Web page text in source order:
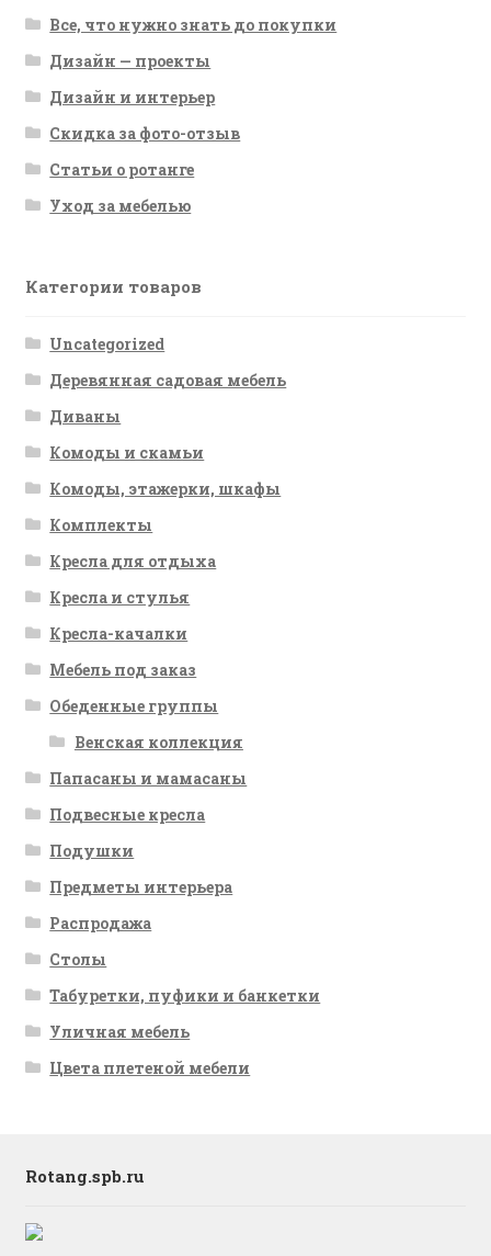
Все, что нужно знать до покупки
Дизайн — проекты
Дизайн и интерьер
Скидка за фото-отзыв
Статьи о ротанге
Уход за мебелью
Категории товаров
Uncategorized
Деревянная садовая мебель
Диваны
Комоды и скамьи
Комоды, этажерки, шкафы
Комплекты
Кресла для отдыха
Кресла и стулья
Кресла-качалки
Мебель под заказ
Обеденные группы
Венская коллекция
Папасаны и мамасаны
Подвесные кресла
Подушки
Предметы интерьера
Распродажа
Столы
Табуретки, пуфики и банкетки
Уличная мебель
Цвета плетеной мебели
Rotang.spb.ru